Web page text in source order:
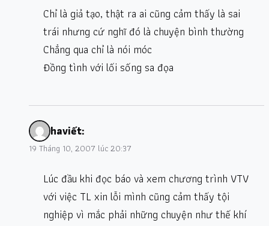
Chỉ là giả tạo, thật ra ai cũng cảm thấy là sai
trái nhưng cứ nghĩ đó là chuyện bình thường
Chẳng qua chỉ là nói móc
Đồng tình với lối sống sa đọa
haviết:
19 Tháng 10, 2007 lúc 20:37
Lúc đầu khi đọc báo và xem chương trình VTV
với việc TL xin lỗi mình cũng cảm thấy tội
nghiệp vì mắc phải những chuyện như thế khí